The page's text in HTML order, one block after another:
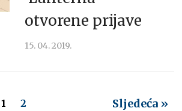
otvorene prijave
15. 04. 2019.
1 2 Sljedeća »